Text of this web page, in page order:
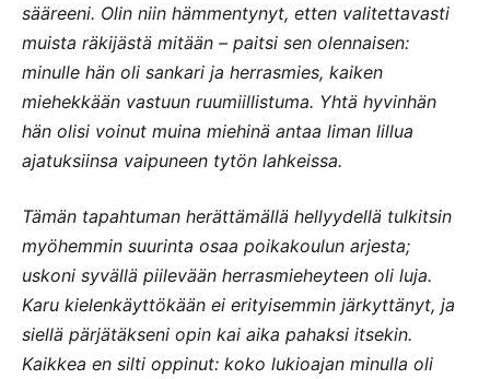
sääreeni. Olin niin hämmentynyt, etten valitettavasti
muista räkijästä mitään – paitsi sen olennaisen:
minulle hän oli sankari ja herrasmies, kaiken
miehekkään vastuun ruumiillistuma. Yhtä hyvinhän
hän olisi voinut muina miehinä antaa liman lillua
ajatuksiinsa vaipuneen tytön lahkeissa.
Tämän tapahtuman herättämällä hellyydellä tulkitsin
myöhemmin suurinta osaa poikakoulun arjesta;
uskoni syvällä piilevään herrasmieheyteen oli luja.
Karu kielenkäyttökään ei erityisemmin järkyttänyt, ja
siellä pärjätäkseni opin kai aika pahaksi itsekin.
Kaikkea en silti oppinut: koko lukioajan minulla oli